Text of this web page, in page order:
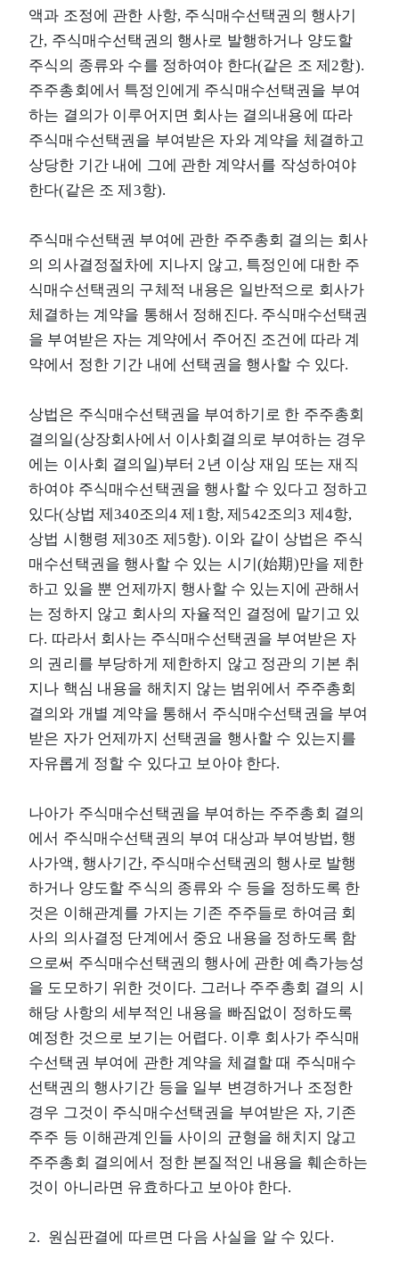
액과 조정에 관한 사항, 주식매수선택권의 행사기
간, 주식매수선택권의 행사로 발행하거나 양도할
주식의 종류와 수를 정하여야 한다(같은 조 제2항).
주주총회에서 특정인에게 주식매수선택권을 부여
하는 결의가 이루어지면 회사는 결의내용에 따라
주식매수선택권을 부여받은 자와 계약을 체결하고
상당한 기간 내에 그에 관한 계약서를 작성하여야
한다(같은 조 제3항).
주식매수선택권 부여에 관한 주주총회 결의는 회사
의 의사결정절차에 지나지 않고, 특정인에 대한 주
식매수선택권의 구체적 내용은 일반적으로 회사가
체결하는 계약을 통해서 정해진다. 주식매수선택권
을 부여받은 자는 계약에서 주어진 조건에 따라 계
약에서 정한 기간 내에 선택권을 행사할 수 있다.
상법은 주식매수선택권을 부여하기로 한 주주총회
결의일(상장회사에서 이사회결의로 부여하는 경우
에는 이사회 결의일)부터 2년 이상 재임 또는 재직
하여야 주식매수선택권을 행사할 수 있다고 정하고
있다(상법 제340조의4 제1항, 제542조의3 제4항,
상법 시행령 제30조 제5항). 이와 같이 상법은 주식
매수선택권을 행사할 수 있는 시기(始期)만을 제한
하고 있을 뿐 언제까지 행사할 수 있는지에 관해서
는 정하지 않고 회사의 자율적인 결정에 맡기고 있
다. 따라서 회사는 주식매수선택권을 부여받은 자
의 권리를 부당하게 제한하지 않고 정관의 기본 취
지나 핵심 내용을 해치지 않는 범위에서 주주총회
결의와 개별 계약을 통해서 주식매수선택권을 부여
받은 자가 언제까지 선택권을 행사할 수 있는지를
자유롭게 정할 수 있다고 보아야 한다.
나아가 주식매수선택권을 부여하는 주주총회 결의
에서 주식매수선택권의 부여 대상과 부여방법, 행
사가액, 행사기간, 주식매수선택권의 행사로 발행
하거나 양도할 주식의 종류와 수 등을 정하도록 한
것은 이해관계를 가지는 기존 주주들로 하여금 회
사의 의사결정 단계에서 중요 내용을 정하도록 함
으로써 주식매수선택권의 행사에 관한 예측가능성
을 도모하기 위한 것이다. 그러나 주주총회 결의 시
해당 사항의 세부적인 내용을 빠짐없이 정하도록
예정한 것으로 보기는 어렵다. 이후 회사가 주식매
수선택권 부여에 관한 계약을 체결할 때 주식매수
선택권의 행사기간 등을 일부 변경하거나 조정한
경우 그것이 주식매수선택권을 부여받은 자, 기존
주주 등 이해관계인들 사이의 균형을 해치지 않고
주주총회 결의에서 정한 본질적인 내용을 훼손하는
것이 아니라면 유효하다고 보아야 한다.
2. 원심판결에 따르면 다음 사실을 알 수 있다.